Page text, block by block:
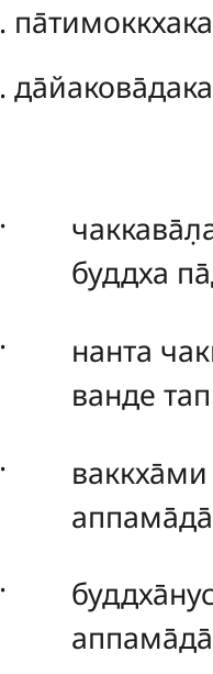
.
.
.
буддха
. нанта
ванде
. ваккха̄ми
.